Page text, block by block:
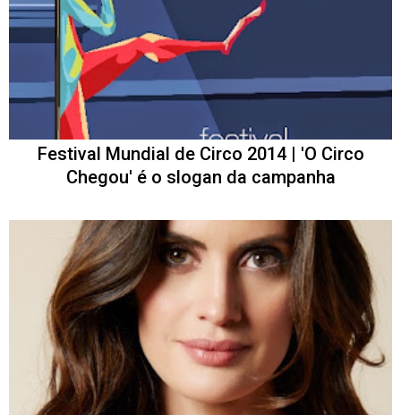
Festival Mundial de Circo 2014 | 'O Circo
Chegou' é o slogan da campanha